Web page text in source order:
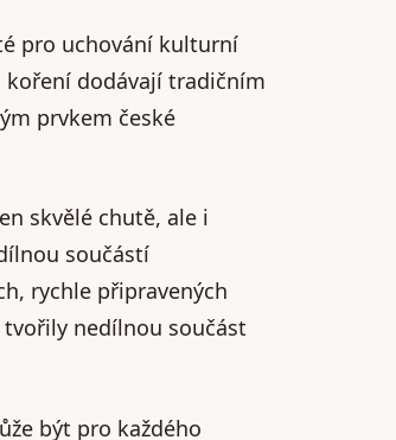
pro uchování kulturní
koření dodávají tradičním
prvkem české
skvělé chutě, ale i
součástí
rychle připravených
nedílnou součást
být pro každého